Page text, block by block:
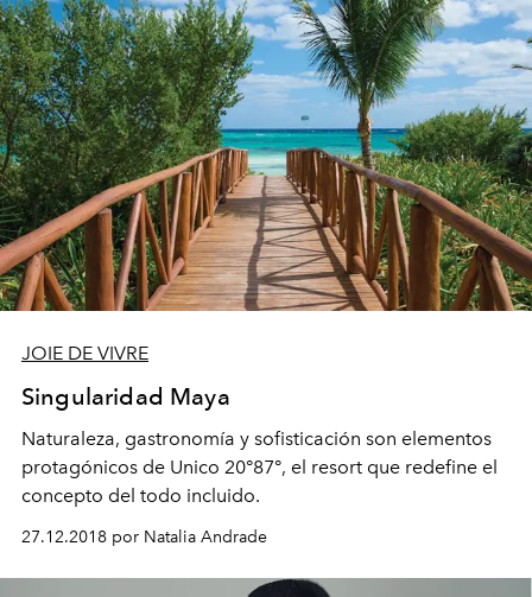
JOIE DE VIVRE
Singularidad Maya
Naturaleza, gastronomía y sofisticación son elementos
protagónicos de Unico 20°87°, el resort que redefine el
concepto del todo incluido.
27.12.2018 por Natalia Andrade